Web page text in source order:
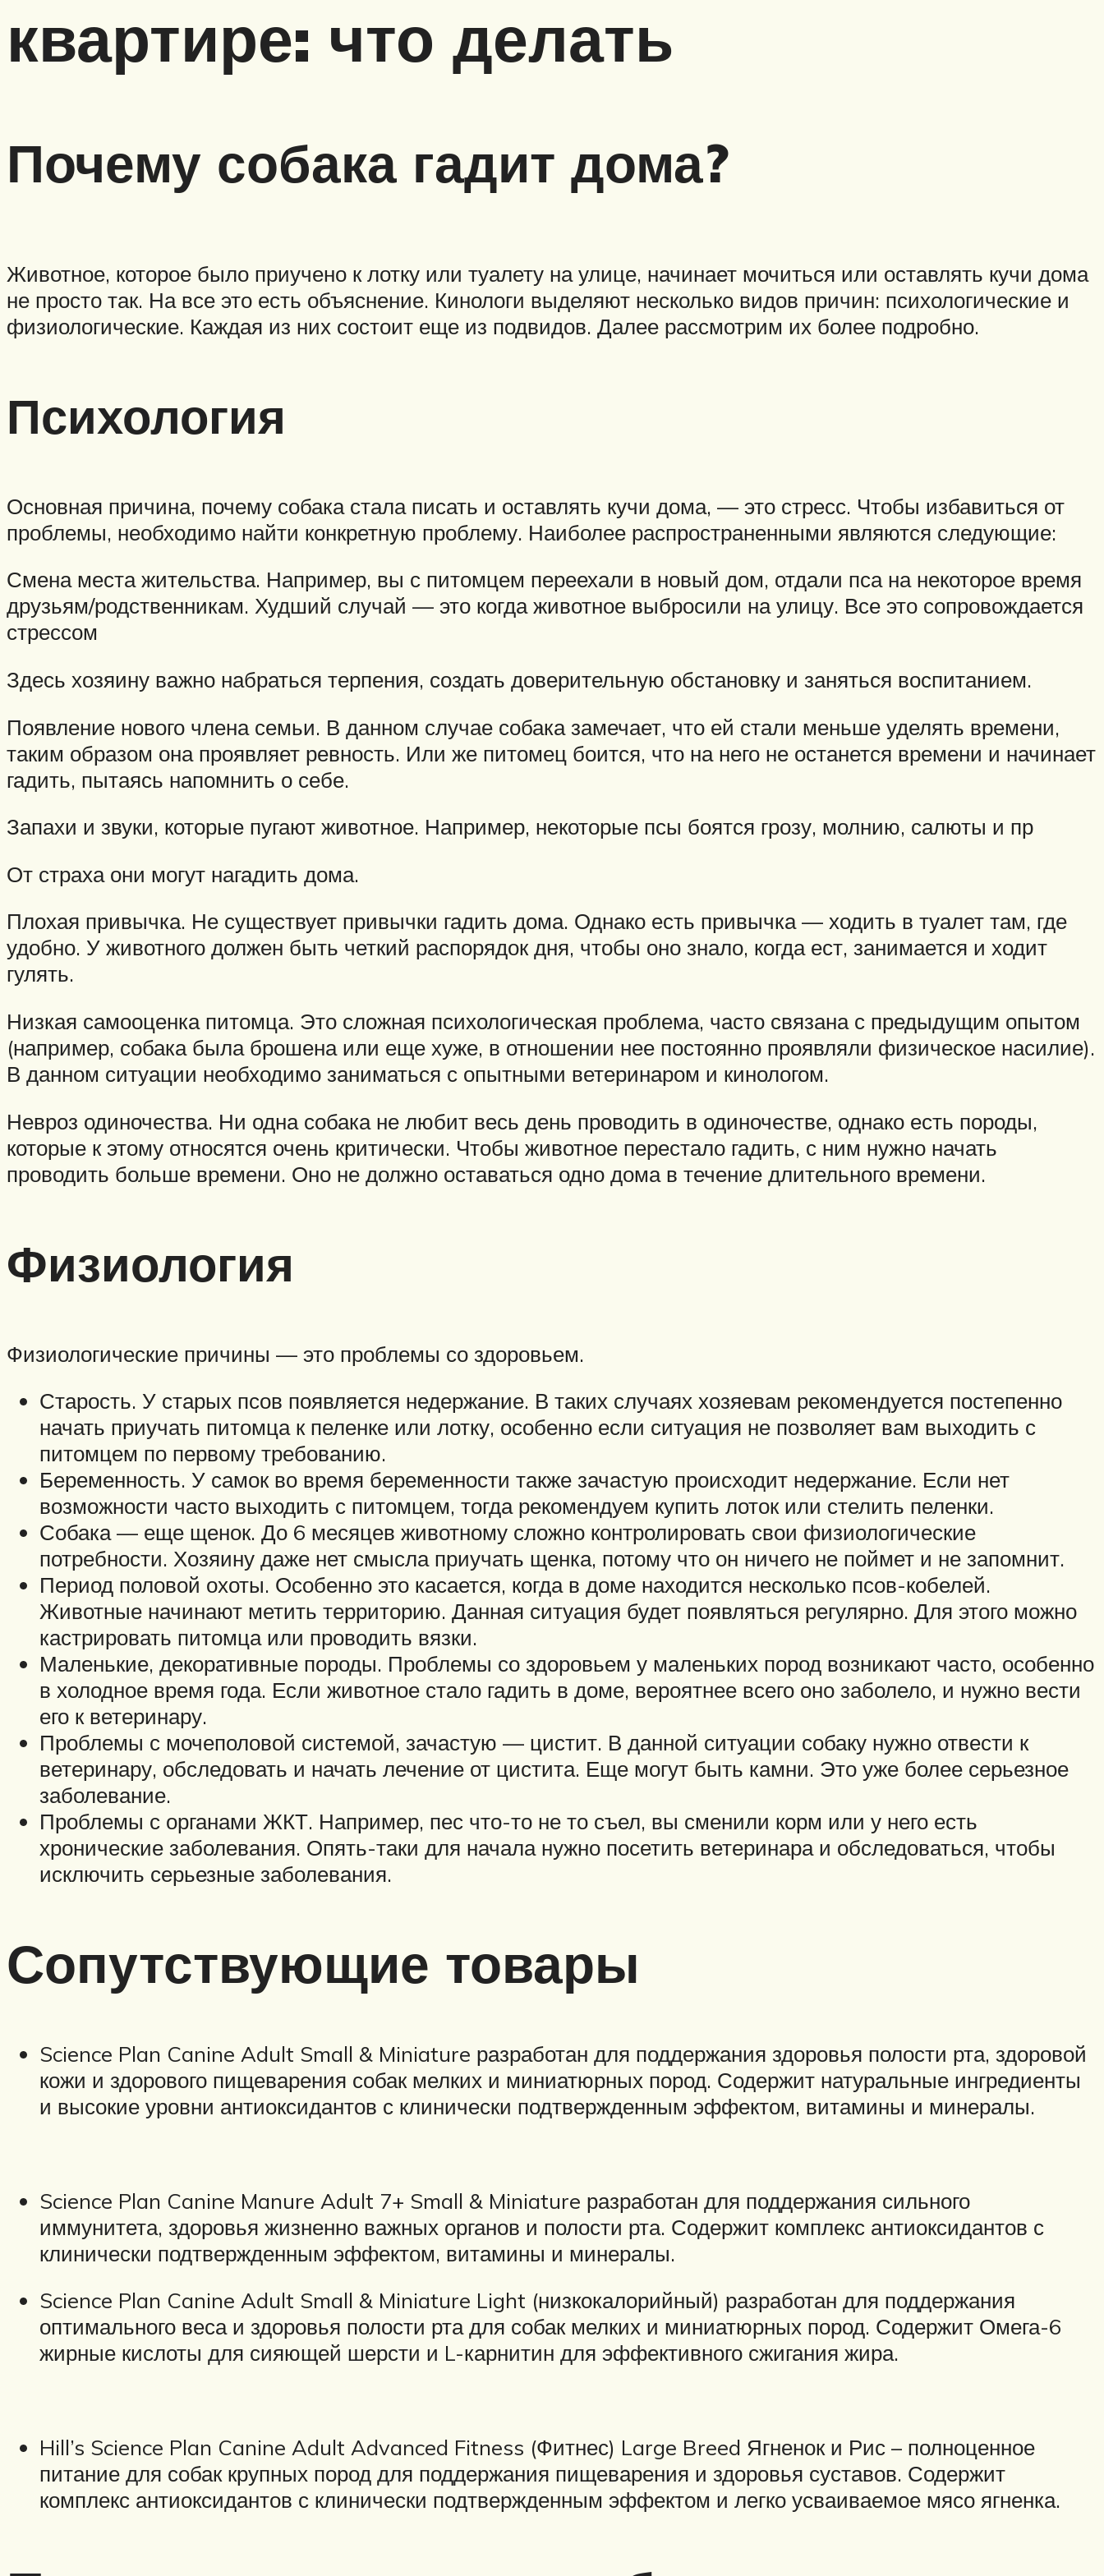
квартире: что делать
Почему собака гадит дома?
Животное, которое было приучено к лотку или туалету на улице, начинает мочиться или оставлять кучи дома
не просто так. На все это есть объяснение. Кинологи выделяют несколько видов причин: психологические и
физиологические. Каждая из них состоит еще из подвидов. Далее рассмотрим их более подробно.
Психология
Основная причина, почему собака стала писать и оставлять кучи дома, — это стресс. Чтобы избавиться от
проблемы, необходимо найти конкретную проблему. Наиболее распространенными являются следующие:
Смена места жительства. Например, вы с питомцем переехали в новый дом, отдали пса на некоторое время
друзьям/родственникам. Худший случай — это когда животное выбросили на улицу. Все это сопровождается
стрессом
Здесь хозяину важно набраться терпения, создать доверительную обстановку и заняться воспитанием.
Появление нового члена семьи. В данном случае собака замечает, что ей стали меньше уделять времени,
таким образом она проявляет ревность. Или же питомец боится, что на него не останется времени и начинает
гадить, пытаясь напомнить о себе.
Запахи и звуки, которые пугают животное. Например, некоторые псы боятся грозу, молнию, салюты и пр
От страха они могут нагадить дома.
Плохая привычка. Не существует привычки гадить дома. Однако есть привычка — ходить в туалет там, где
удобно. У животного должен быть четкий распорядок дня, чтобы оно знало, когда ест, занимается и ходит
гулять.
Низкая самооценка питомца. Это сложная психологическая проблема, часто связана с предыдущим опытом
(например, собака была брошена или еще хуже, в отношении нее постоянно проявляли физическое насилие).
В данном ситуации необходимо заниматься с опытными ветеринаром и кинологом.
Невроз одиночества. Ни одна собака не любит весь день проводить в одиночестве, однако есть породы,
которые к этому относятся очень критически. Чтобы животное перестало гадить, с ним нужно начать
проводить больше времени. Оно не должно оставаться одно дома в течение длительного времени.
Физиология
Физиологические причины — это проблемы со здоровьем.
Старость. У старых псов появляется недержание. В таких случаях хозяевам рекомендуется постепенно
начать приучать питомца к пеленке или лотку, особенно если ситуация не позволяет вам выходить с
питомцем по первому требованию.
Беременность. У самок во время беременности также зачастую происходит недержание. Если нет
возможности часто выходить с питомцем, тогда рекомендуем купить лоток или стелить пеленки.
Собака — еще щенок. До 6 месяцев животному сложно контролировать свои физиологические
потребности. Хозяину даже нет смысла приучать щенка, потому что он ничего не поймет и не запомнит.
Период половой охоты. Особенно это касается, когда в доме находится несколько псов-кобелей.
Животные начинают метить территорию. Данная ситуация будет появляться регулярно. Для этого можно
кастрировать питомца или проводить вязки.
Маленькие, декоративные породы. Проблемы со здоровьем у маленьких пород возникают часто, особенно
в холодное время года. Если животное стало гадить в доме, вероятнее всего оно заболело, и нужно вести
его к ветеринару.
Проблемы с мочеполовой системой, зачастую — цистит. В данной ситуации собаку нужно отвести к
ветеринару, обследовать и начать лечение от цистита. Еще могут быть камни. Это уже более серьезное
заболевание.
Проблемы с органами ЖКТ. Например, пес что-то не то съел, вы сменили корм или у него есть
хронические заболевания. Опять-таки для начала нужно посетить ветеринара и обследоваться, чтобы
исключить серьезные заболевания.
Сопутствующие товары
Science Plan Canine Adult Small & Miniature разработан для поддержания здоровья полости рта, здоровой
кожи и здорового пищеварения собак мелких и миниатюрных пород. Содержит натуральные ингредиенты
и высокие уровни антиоксидантов с клинически подтвержденным эффектом, витамины и минералы.
Science Plan Canine Manure Adult 7+ Small & Miniature разработан для поддержания сильного
иммунитета, здоровья жизненно важных органов и полости рта. Содержит комплекс антиоксидантов с
клинически подтвержденным эффектом, витамины и минералы.
Science Plan Canine Adult Small & Miniature Light (низкокалорийный) разработан для поддержания
оптимального веса и здоровья полости рта для собак мелких и миниатюрных пород. Содержит Омега-6
жирные кислоты для сияющей шерсти и L-карнитин для эффективного сжигания жира.
Hill’s Science Plan Canine Adult Advanced Fitness (Фитнес) Large Breed Ягненок и Рис – полноценное
питание для собак крупных пород для поддержания пищеварения и здоровья суставов. Содержит
комплекс антиоксидантов с клинически подтвержденным эффектом и легко усваиваемое мясо ягненка.